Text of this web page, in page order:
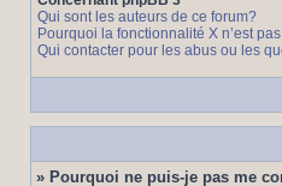
Qui sont les auteurs de ce forum?
Pourquoi la fonctionnalité X n’est
Qui contacter pour les abus ou les
» Pourquoi ne puis-je pas me